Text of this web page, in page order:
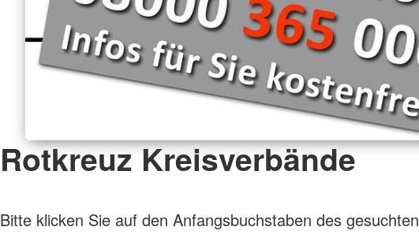
Rotkreuz Kreisverbände
Bitte klicken Sie auf den Anfangsbuchstaben des